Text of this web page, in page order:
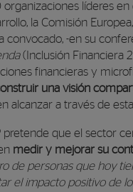
líderes
la Comisión
-en su
(Inclusión Financiera
financieras y
una visión
alcanzar a través de esta.
pretende que el sector
medir y mejorar su
de personas que hoy
el impacto positivo de